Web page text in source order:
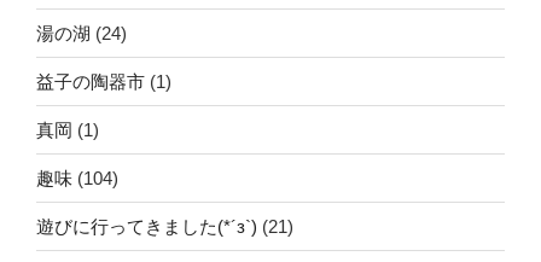
湯の湖 (24)
益子の陶器市 (1)
真岡 (1)
趣味 (104)
遊びに行ってきました(*´з`) (21)